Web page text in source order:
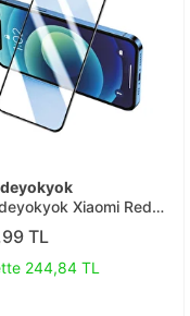
Xiaomi Redmi
8 Pro 3d Antistatik
Nano Ekran
T20
TL
244,84 TL